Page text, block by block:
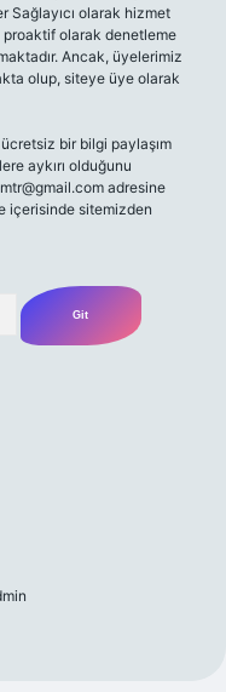
Sağlayıcı olarak hizmet
olarak denetleme
Ancak, üyelerimiz
olup, siteye üye olarak
bir bilgi paylaşım
aykırı olduğunu
adresine
içerisinde sitemizden